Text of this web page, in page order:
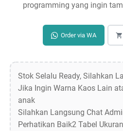
programming yang ingin
Order via WA
Stok Selalu Ready, Silahkan
Jika Ingin Warna Kaos Lain
anak
Silahkan Langsung Chat
Perhatikan Baik2 Tabel